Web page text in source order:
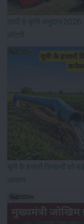
एमपी ई-कृषि अनुदान
लॉटरी
यूपी के हजारों किसानों को
आसान